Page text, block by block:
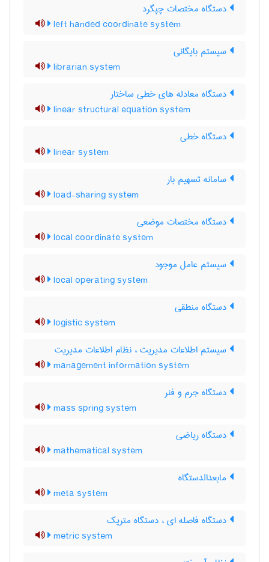
دستگاه مختصات چپگرد
left handed coordinate system
سیستم بایگانی
librarian system
دستگاه معادله های خطی ساختار
linear structural equation system
دستگاه خطی
linear system
سامانه تسهیم بار
load-sharing system
دستگاه مختصات موضعی
local coordinate system
سیستم عامل موجود
local operating system
دستگاه منطقی
logistic system
سیستم اطلاعات مدیریت ، نظام اطلاعات مدیریت
management information system
دستگاه جرم و فنر
mass spring system
دستگاه ریاضی
mathematical system
مابعدالدستگاه
meta system
دستگاه فاصله ای ، دستگاه متریک
metric system